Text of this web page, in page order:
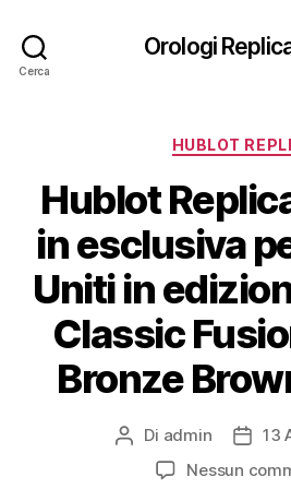
Cerca
Orologi
HUBLOT
Hublot
in esclusiva
Uniti in
Classic
Bronze
Autore
articolo
Di admin
Data
13
Nessun